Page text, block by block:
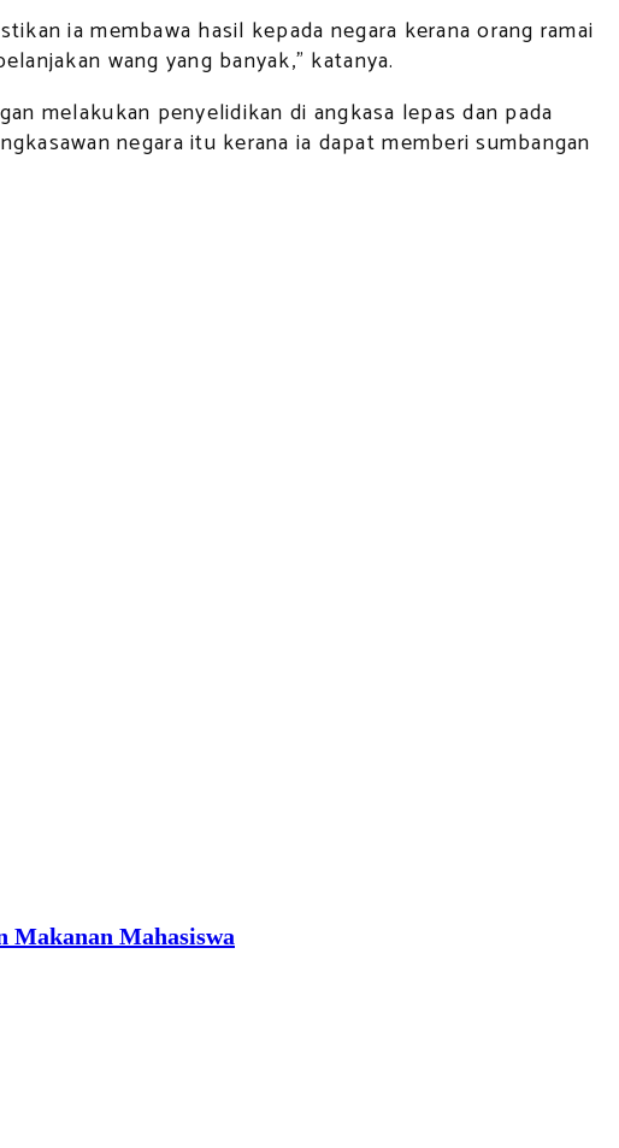
ia membawa hasil kepada negara kerana orang ramai
wang yang banyak," katanya.
melakukan penyelidikan di angkasa lepas dan pada
negara itu kerana ia dapat memberi sumbangan
Makanan Mahasiswa